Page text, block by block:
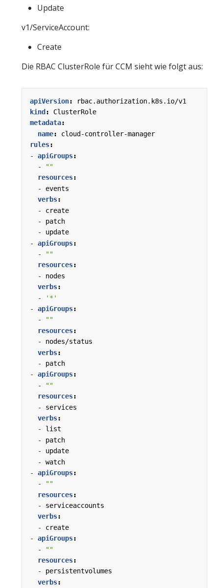
Update
v1/ServiceAccount:
Create
Die RBAC ClusterRole für CCM sieht wie folgt aus:
apiVersion:
rbac.authorization.k8s.io/v1
kind :
ClusterRole
metadata:
name:
cloud-controller-manager
rules:
- apiGroups:
-
""
resources:
- events
verbs:
- create
- patch
- update
- apiGroups:
-
""
resources:
- nodes
verbs:
-
'*'
- apiGroups:
-
""
resources:
- nodes/status
verbs:
- patch
- apiGroups:
-
""
resources:
- services
verbs:
- list
- patch
- update
- watch
- apiGroups:
-
""
resources:
- serviceaccounts
verbs:
- create
- apiGroups:
-
""
resources:
- persistentvolumes
verbs: